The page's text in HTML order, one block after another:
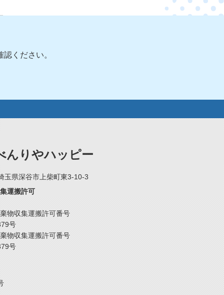
認ください。
んりやハッピー
玉県深谷市上柴町東3-10-3
運搬許可
物収集運搬許可番号
号
物収集運搬許可番号
号